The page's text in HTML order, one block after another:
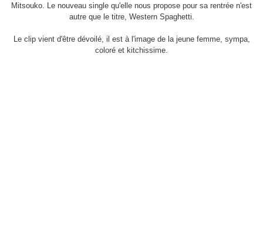
Mitsouko. Le nouveau single qu'elle nous propose pour sa rentrée n'est
autre que le titre, Western Spaghetti.
Le clip vient d'être dévoilé, il est à l'image de la jeune femme, sympa,
coloré et kitchissime.